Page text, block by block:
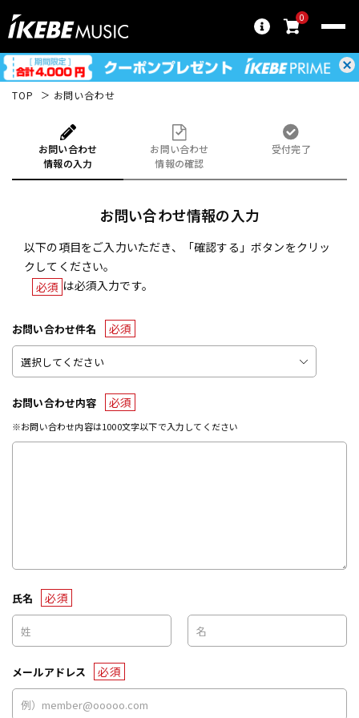
0
TOP お問い合わせ
お問い合わせ
情報の入力
お問い合わせ
情報の確認
受付完了
お問い合わせ情報の入力
以下の項目をご入力いただき、「確認する」ボタンをクリッ
クしてください。
必須 は必須入力です。
お問い合わせ件名 必須
お問い合わせ内容 必須
※お問い合わせ内容は1000文字以下で入力してください
氏名 必須
メールアドレス 必須